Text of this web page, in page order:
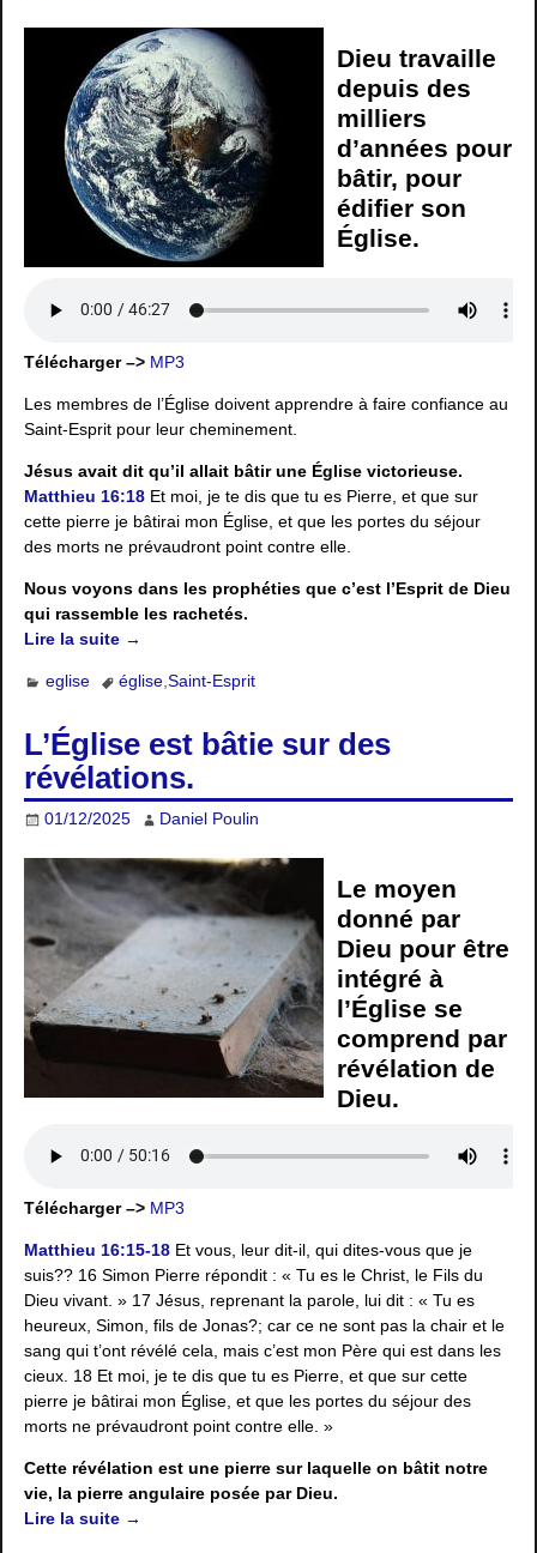
Dieu travaille
depuis des
milliers
d’années pour
bâtir, pour
édifier son
Église.
Télécharger –> MP3
Les membres de l’Église doivent apprendre à faire confiance au
Saint-Esprit pour leur cheminement.
Jésus avait dit qu’il allait bâtir une Église victorieuse.
Matthieu 16:18 Et moi, je te dis que tu es Pierre, et que sur
cette pierre je bâtirai mon Église, et que les portes du séjour
des morts ne prévaudront point contre elle.
Nous voyons dans les prophéties que c’est l’Esprit de Dieu
qui rassemble les rachetés.
Lire la suite →
eglise église,Saint-Esprit
L’Église est bâtie sur des
révélations.
01/12/2025 Daniel Poulin
Le moyen
donné par
Dieu pour être
intégré à
l’Église se
comprend par
révélation de
Dieu.
Télécharger –> MP3
Matthieu 16:15-18 Et vous, leur dit-il, qui dites-vous que je
suis?? 16 Simon Pierre répondit : « Tu es le Christ, le Fils du
Dieu vivant. » 17 Jésus, reprenant la parole, lui dit : « Tu es
heureux, Simon, fils de Jonas?; car ce ne sont pas la chair et le
sang qui t’ont révélé cela, mais c’est mon Père qui est dans les
cieux. 18 Et moi, je te dis que tu es Pierre, et que sur cette
pierre je bâtirai mon Église, et que les portes du séjour des
morts ne prévaudront point contre elle. »
Cette révélation est une pierre sur laquelle on bâtit notre
vie, la pierre angulaire posée par Dieu.
Lire la suite →